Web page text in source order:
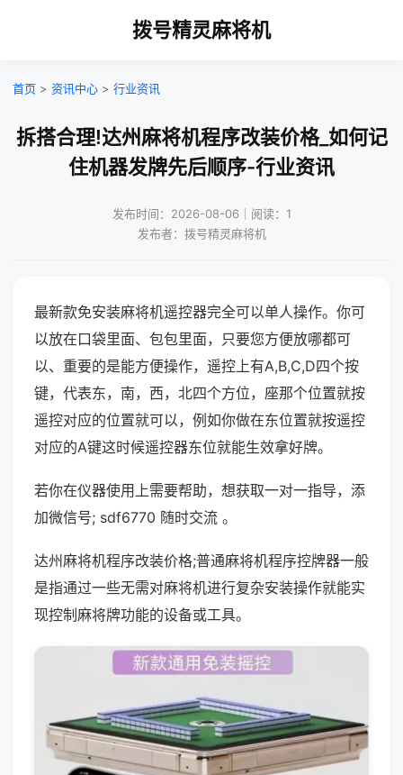
拨号精灵麻将机
首页 > 资讯中心 > 行业资讯
拆搭合理!达州麻将机程序改装价格_如何记
住机器发牌先后顺序-行业资讯
发布时间：2026-08-06｜阅读：1
发布者：拨号精灵麻将机
最新款免安装麻将机遥控器完全可以单人操作。你可
以放在口袋里面、包包里面，只要您方便放哪都可
以、重要的是能方便操作，遥控上有A,B,C,D四个按
键，代表东，南，西，北四个方位，座那个位置就按
遥控对应的位置就可以，例如你做在东位置就按遥控
对应的A键这时候遥控器东位就能生效拿好牌。
若你在仪器使用上需要帮助，想获取一对一指导，添
加微信号; sdf6770 随时交流 。
达州麻将机程序改装价格;普通麻将机程序控牌器一般
是指通过一些无需对麻将机进行复杂安装操作就能实
现控制麻将牌功能的设备或工具。